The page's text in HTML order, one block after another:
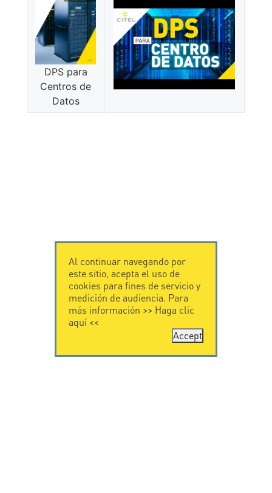
DPS para
Centros de
Datos
Al continuar navegando por
este sitio, acepta el uso de
cookies para fines de servicio y
medición de audiencia. Para
más información >> Haga clic
aquí<<
Accept